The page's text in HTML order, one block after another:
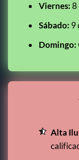
Viernes:8
Sábado: 9
Domingo:
Alta